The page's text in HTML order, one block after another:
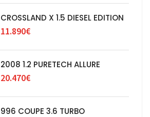
CROSSLAND X 1.5 DIESEL EDITION
11.890€
2008 1.2 PURETECH ALLURE
20.470€
996 COUPE 3.6 TURBO